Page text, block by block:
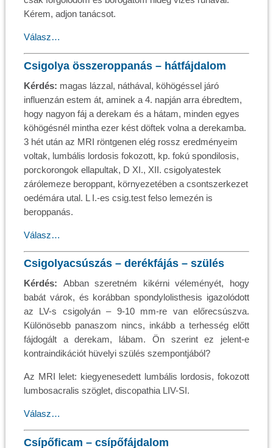
Kérem, adjon tanácsot.
Válasz…
Csigolya összeroppanás – hátfájdalom
Kérdés: magas lázzal, náthával, köhögéssel járó
influenzán estem át, aminek a 4. napján arra ébredtem,
hogy nagyon fáj a derekam és a hátam, minden egyes
köhögésnél mintha ezer kést döftek volna a derekamba.
3 hét után az MRI röntgenen elég rossz eredményeim
voltak, lumbális lordosis fokozott, kp. fokú spondilosis,
porckorongok ellapultak, D XI., XII. csigolyatestek
zárólemeze beroppant, környezetében a csontszerkezet
oedémára utal. L I.-es csig.test felso lemezén is
beroppanás.
Válasz…
Csigolyacsúszás – derékfájás – szülés
Kérdés: Abban szeretném kikérni véleményét, hogy
babát várok, és korábban spondylolisthesis igazolódott
az LV-s csigolyán – 9-10 mm-re van előrecsúszva.
Különösebb panaszom nincs, inkább a terhesség előtt
fájdogált a derekam, lábam. Ön szerint ez jelent-e
kontraindikációt hüvelyi szülés szempontjából?
Az MRI lelet: kiegyenesedett lumbális lordosis, fokozott
lumbosacralis szöglet, discopathia LIV-SI.
Válasz…
Csípőficam – csípőfájdalom